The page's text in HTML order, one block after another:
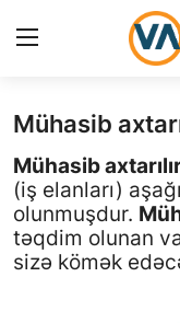
Login
Ana səhifə
Vakansiyalar
Mühasib
Mühasib
(iş elanları)
olunmuşdur.
təqdim olunan
sizə kömək